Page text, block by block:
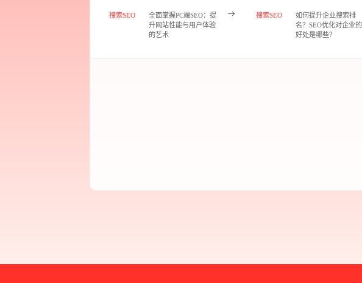
搜索SEO
全面掌握PC端SEO：提
升网站性能与用户体验
的艺术
搜索SEO
如何提升企业搜索排
名？SEO优化对企业的
好处是哪些？